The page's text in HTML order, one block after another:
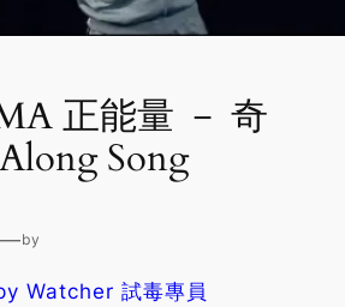
正能量 － 奇
Song
—by
Watcher 試毒專員